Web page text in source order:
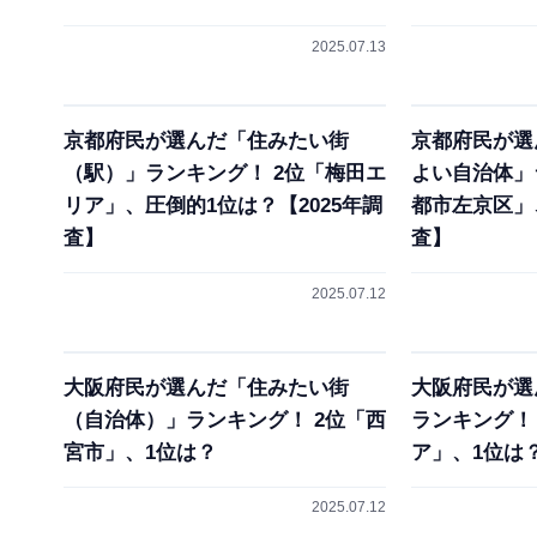
2025.07.13
京都府民が選んだ「住みたい街
（駅）」ランキング！ 2位「梅田エ
リア」、圧倒的1位は？【2025年調
査】
2025.07.12
京都府民が
よい自治体
都市左京区
査】
大阪府民が選んだ「住みたい街
（自治体）」ランキング！ 2位「西
宮市」、1位は？
2025.07.12
大阪府民が
ランキング
ア」、1位は